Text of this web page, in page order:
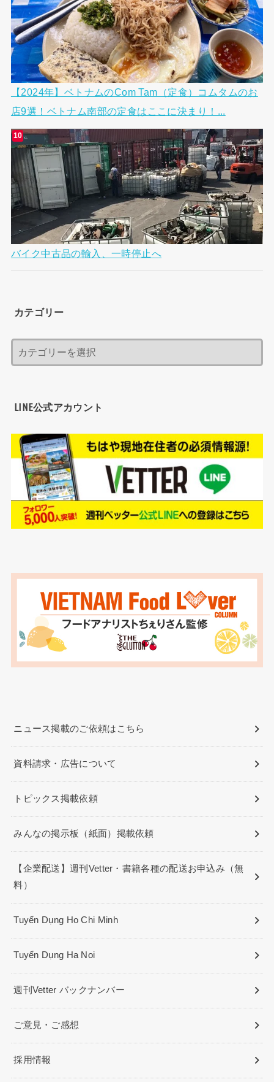
【2024年】ベトナムのCom Tam（定食）コムタムのお
店9選！ベトナム南部の定食はここに決まり！...
バイク中古品の輸入、一時停止へ
カテゴリー
LINE公式アカウント
ニュース掲載のご依頼はこちら
資料請求・広告について
トピックス掲載依頼
みんなの掲示板（紙面）掲載依頼
【企業配送】週刊Vetter・書籍各種の配送お申込み（無
料）
Tuyển Dụng Ho Chi Minh
Tuyển Dụng Ha Noi
週刊Vetter バックナンバー
ご意見・ご感想
採用情報